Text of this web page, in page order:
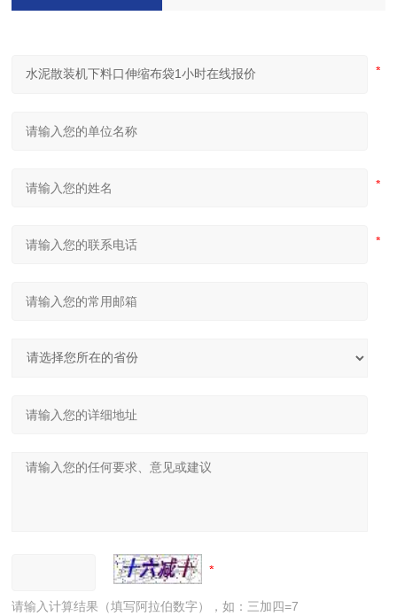
请输入计算结果（填写阿拉伯数字），如：三加四=7